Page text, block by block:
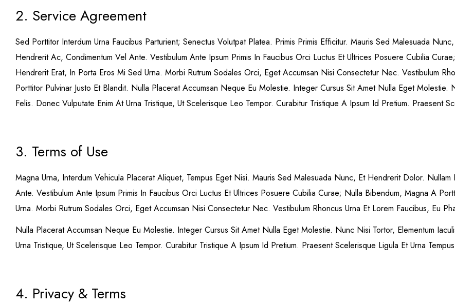
2. Service Agreement
Sed Porttitor Interdum Urna Faucibus Parturient; Senectus Volutpat Platea. Primis Primis Efficitur. Mauris Sed Malesuada
Hendrerit Ac, Condimentum Vel Ante. Vestibulum Ante Ipsum Primis In Faucibus Orci Luctus Et Ultrices Posuere Cubilia
Hendrerit Erat, In Porta Eros Mi Sed Urna. Morbi Rutrum Sodales Orci, Eget Accumsan Nisi Consectetur Nec. Vestibulum
Porttitor Pulvinar Justo Et Blandit. Nulla Placerat Accumsan Neque Eu Molestie. Integer Cursus Sit Amet Nulla Eget Molestie.
Felis. Donec Vulputate Enim At Urna Tristique, Ut Scelerisque Leo Tempor. Curabitur Tristique A Ipsum Id Pretium. Praesent
3. Terms of Use
Magna Urna, Interdum Vehicula Placerat Aliquet, Tempus Eget Nisi. Mauris Sed Malesuada Nunc, Et Hendrerit Dolor.
Ante. Vestibulum Ante Ipsum Primis In Faucibus Orci Luctus Et Ultrices Posuere Cubilia Curae; Nulla Bibendum, Magna A
Urna. Morbi Rutrum Sodales Orci, Eget Accumsan Nisi Consectetur Nec. Vestibulum Rhoncus Urna Et Lorem Faucibus, Eu
Nulla Placerat Accumsan Neque Eu Molestie. Integer Cursus Sit Amet Nulla Eget Molestie. Nunc Nisi Tortor, Elementum
Urna Tristique, Ut Scelerisque Leo Tempor. Curabitur Tristique A Ipsum Id Pretium. Praesent Scelerisque Ligula Et Urna
4. Privacy & Terms